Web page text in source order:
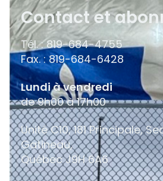
Contact et
Tél. : 819-684-4755
Fax. : 819-684-6428
Lundi à vendredi
de 9h00 à 17h00
Unité C10, 181 Principale,
Gatineau,
QuébecJ9H 6A6